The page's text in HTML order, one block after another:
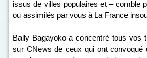
issus de villes populaires et – comble
ou assimilés par vous à La France
Bally Bagayoko a concentré tous vos
sur CNews de ceux qui ont convoqué